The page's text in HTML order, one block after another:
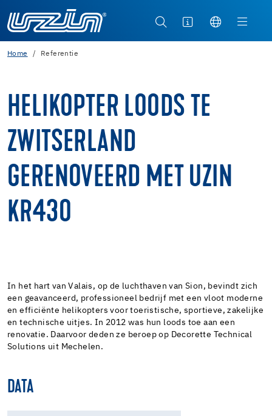
Home Referentie
HELIKOPTER LOODS TE
ZWITSERLAND
GERENOVEERD MET UZIN
KR430
In het hart van Valais, op de luchthaven van Sion, bevindt zich
een geavanceerd, professioneel bedrijf met een vloot moderne
en efficiënte helikopters voor toeristische, sportieve, zakelijke
en technische uitjes. In 2012 was hun loods toe aan een
renovatie. Daarvoor deden ze beroep op Decorette Technical
Solutions uit Mechelen.
DATA